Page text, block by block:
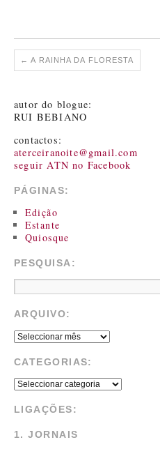
← A RAINHA DA FLORESTA
autor do blogue:
RUI BEBIANO
contactos:
aterceiranoite@gmail.com
seguir ATN no Facebook
PÁGINAS:
Edição
Estante
Quiosque
PESQUISA:
ARQUIVO:
CATEGORIAS:
LIGAÇÕES:
1. JORNAIS